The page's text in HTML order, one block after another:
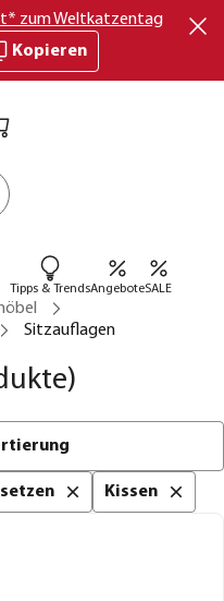
zum Weltkatzentag
Kopieren
Tipps & TrendsAngeboteSALE
Sitzauflagen
Kissen